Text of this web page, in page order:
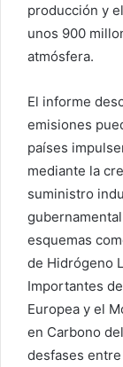
producción y
unos 900
atmósfera.
El informe
emisiones
países
mediante la
suministro
esquemas
de Hidrógeno
Importantes
Europea y el
en Carbono
desfases